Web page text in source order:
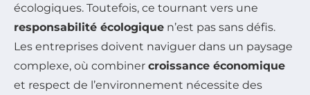
écologiques. Toutefois, ce tournant vers une
responsabilité écologique n’est pas sans défis.
Les entreprises doivent naviguer dans un paysage
complexe, où combiner croissance économique
et respect de l’environnement nécessite des